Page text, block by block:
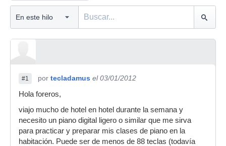
#1 por tecladamus el 03/01/2012
Hola foreros,
viajo mucho de hotel en hotel durante la semana y
necesito un piano digital ligero o similar que me sirva
para practicar y preparar mis clases de piano en la
habitación. Puede ser de menos de 88 teclas (todavía